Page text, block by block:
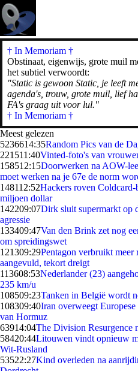
† In Memoriam †
Obstinaat, eigenwijs, grote muil
het subtiel verwoordt:
"Static is gewoon Static, je leeft
agenda's, trouw, grote muil, lief
FA's graag uit voor lul."
† In Memoriam †
Meest gelezen
5236614:35Random Pics van de
221511:40Vinted-foto's van
158512:15Doorwerken na AOW-
moet werken na je 67e de norm
148112:52Hackers roven
miljoen dollar
142209:07Dirk sluit supermarkt op
agressie
133409:47Van den Brink zet nog
om spreidingswet
121309:29Pentagon verbruikt meer
aangevuld, tekort dreigt
113608:53Nederlander (23)
235 km/u
108509:23Tanken in België wordt
108309:40Iran overweegt
van Hormuz
63914:04The Division Resurgence
58420:44Litouwen vindt opnieuw
Wit-Rusland
53522:27Kind overleden na